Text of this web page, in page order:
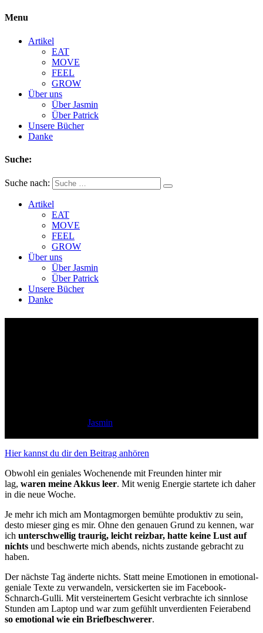
Menu
Artikel
EAT
MOVE
FEEL
GROW
Über uns
Über Jasmin
Über Patrick
Unsere Bücher
Danke
Suche:
Suche nach:
Artikel
EAT
MOVE
FEEL
GROW
Über uns
Über Jasmin
Über Patrick
Unsere Bücher
Danke
Jasmin
Hier kannst du dir den Beitrag anhören
Obwohl ein geniales Wochenende mit Freunden hinter mir
lag, waren meine Akkus leer. Mit wenig Energie startete ich daher
in die neue Woche.
Je mehr ich mich am Montagmorgen bemühte produktiv zu sein,
desto mieser ging es mir. Ohne den genauen Grund zu kennen, war
ich unterschwellig traurig, leicht reizbar, hatte keine Lust auf
nichts und beschwerte mich abends, nichts zustande gebracht zu
haben.
Der nächste Tag änderte nichts. Statt meine Emotionen in emotional-
geniale Texte zu verwandeln, versickerten sie im Facebook-
Schnarch-Gulli. Mit versteinertem Gesicht verbrachte ich sinnlose
Stunden am Laptop und war zum gefühlt unverdienten Feierabend
so emotional wie ein Briefbeschwerer.